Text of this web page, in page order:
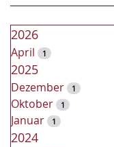
2026
April 1
2025
Dezember 1
Oktober 1
Januar 1
2024